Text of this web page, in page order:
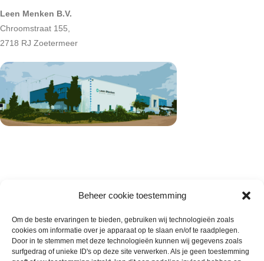
Beheer cookie toestemming
Om de beste ervaringen te bieden, gebruiken wij technologieën zoals
cookies om informatie over je apparaat op te slaan en/of te raadplegen.
Door in te stemmen met deze technologieën kunnen wij gegevens zoals
surfgedrag of unieke ID's op deze site verwerken. Als je geen toestemming
Leen Menken B.V.
Chroomstraat 155,
2718 RJ Zoetermeer
Wie zijn wij
Contact met onze inkoop